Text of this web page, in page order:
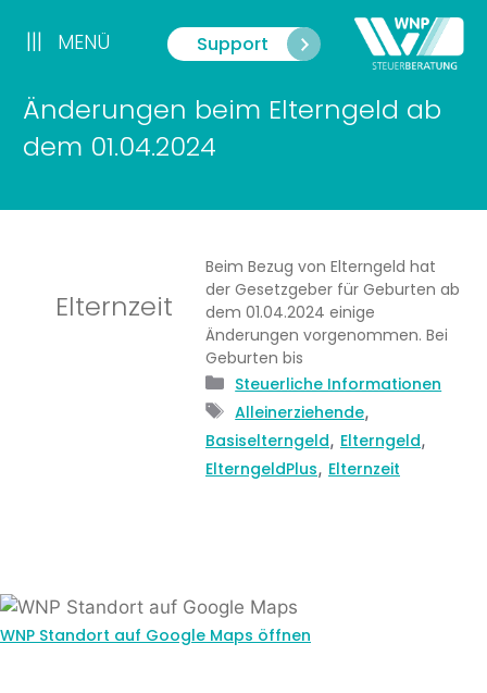
Inhalt
springen
Support
||| MENÜ
Änderungen beim Elterngeld ab
dem 01.04.2024
Elternzeit
Beim Bezug von Elterngeld hat
der Gesetzgeber für Geburten ab
dem 01.04.2024 einige
Änderungen vorgenommen. Bei
Geburten bis
Kategorien
Steuerliche Informationen
Schlagwörter
Alleinerziehende,
Basiselterngeld, Elterngeld,
ElterngeldPlus, Elternzeit
WNP Standort auf Google Maps öffnen